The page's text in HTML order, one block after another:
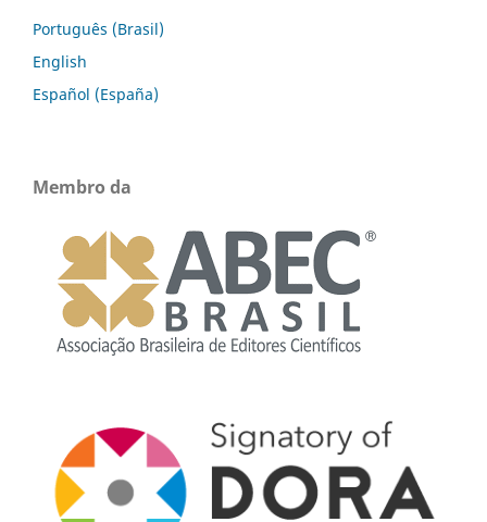
Português (Brasil)
English
Español (España)
Membro da